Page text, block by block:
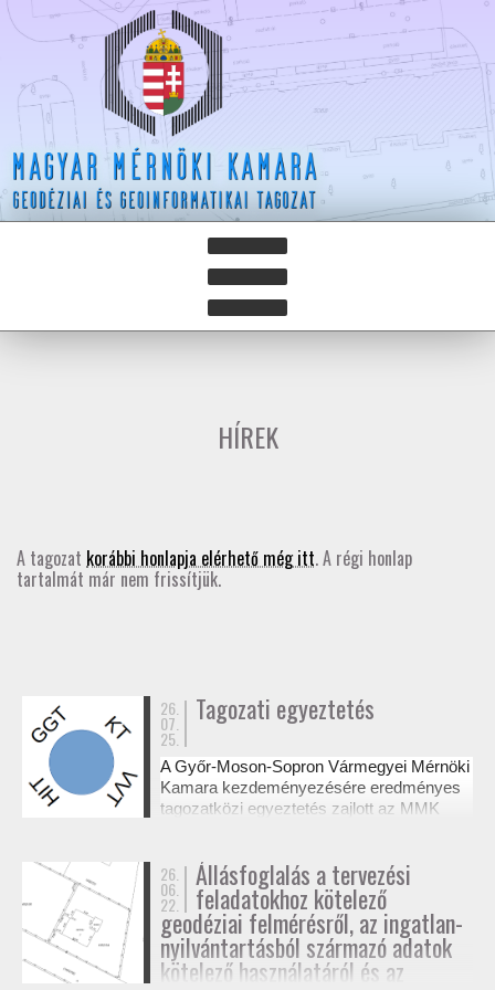
TOVÁBBKÉPZÉSEK
ELNÖKSÉG
MUNKATERVEK, BESZÁMOLÓK
HATÁROZATOK
JOGSZABÁLYOK, SZABÁLYZATOK, SZABVÁNYOK
NÉVJEGYZÉK
SEGÉDLETEK / FAP
HÍREK
A tagozat korábbi honlapja elérhető még itt. A régi honlap
tartalmát már nem frissítjük.
26.
07.
25.
Tagozati egyeztetés
A Győr-Moson-Sopron Vármegyei Mérnöki
Kamara kezdeményezésére eredményes
tagozatközi egyeztetés zajlott az MMK
dokumentációk jogosultsági kérdéseiről. A
résztvevő tagozatok a 327/2015. (XI. 10.)
Korm. rendelet alapján tisztázták a
kompetenciahatárokat, és a jövőben közös
workshopok formájában folytatják a
szakmai együttműködést.
26.
06.
22.
Állásfoglalás a tervezési
feladatokhoz kötelező
geodéziai felmérésről, az ingatlan-
nyilvántartásból származó adatok
kötelező használatáról és az